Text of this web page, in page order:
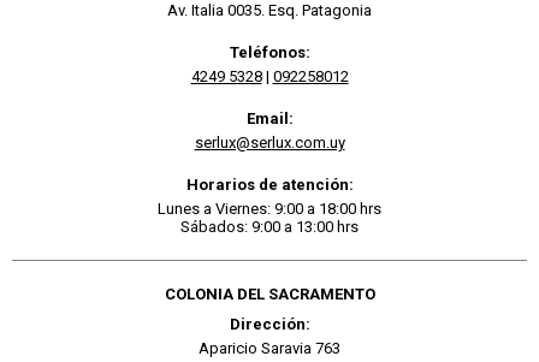
Av. Italia 0035. Esq. Patagonia
Teléfonos:
4249 5328| 092258012
Email:
serlux@serlux.com.uy
Horarios de atención:
Lunes a Viernes: 9:00 a 18:00 hrs
Sábados: 9:00 a 13:00 hrs
COLONIA DEL SACRAMENTO
Dirección:
Aparicio Saravia 763